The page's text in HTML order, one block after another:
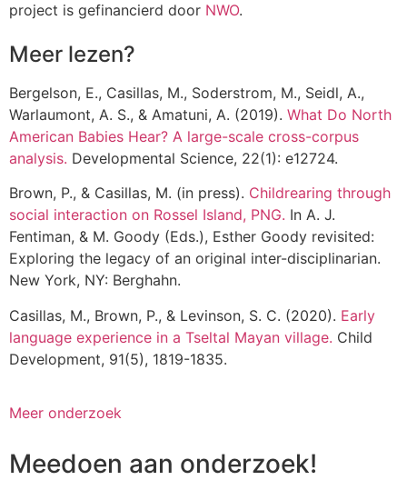
project is gefinancierd door NWO.
Meer lezen?
Bergelson, E., Casillas, M., Soderstrom, M., Seidl, A.,
Warlaumont, A. S., & Amatuni, A. (2019). What Do North
American Babies Hear? A large-scale cross-corpus
analysis. Developmental Science, 22(1): e12724.
Brown, P., & Casillas, M. (in press). Childrearing through
social interaction on Rossel Island, PNG. In A. J.
Fentiman, & M. Goody (Eds.), Esther Goody revisited:
Exploring the legacy of an original inter-disciplinarian.
New York, NY: Berghahn.
Casillas, M., Brown, P., & Levinson, S. C. (2020). Early
language experience in a Tseltal Mayan village. Child
Development, 91(5), 1819-1835.
Meer onderzoek
Meedoen aan onderzoek!